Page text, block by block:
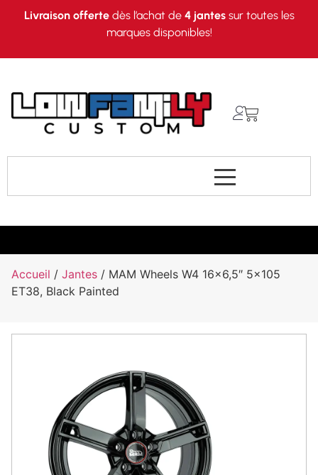
Livraison offertedès l’achat de 4 jantessur toutes les
marques disponibles!
Accueil / Jantes / MAM Wheels W4 16×6,5″ 5×105
ET38, Black Painted